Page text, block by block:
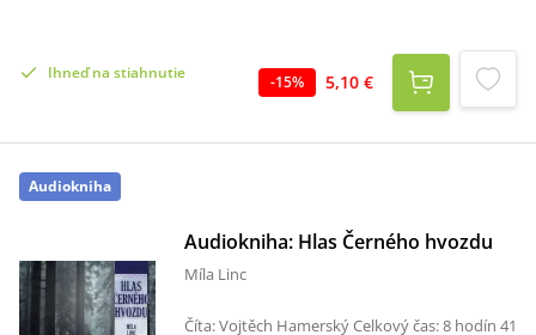
neměl na výběr - buď navěky tančit na obloze
s kostlivci, nebo se stát poslem paní Smrti.
Život na okraji Černého hvozdu je kořeněn krví
pohlédnout. Přesto se tam tito tři muži
Ihneď na stiahnutie -15% 5,10 €
Audiokniha
Audiokniha: Hlas Černého hvozdu
Míla Linc
Číta: Vojtěch Hamerský Celkový čas: 8 hodín 41